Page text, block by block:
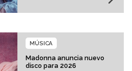
Madonna anuncia nuevo
disco para 2026
MÚSICA